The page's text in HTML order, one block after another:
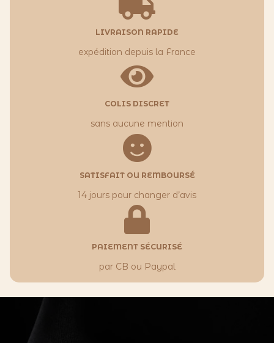
LIVRAISON RAPIDE
expédition depuis la France
COLIS DISCRET
sans aucune mention
SATISFAIT OU REMBOURSÉ
14 jours pour changer d’avis
PAIEMENT SÉCURISÉ
par CB ou Paypal